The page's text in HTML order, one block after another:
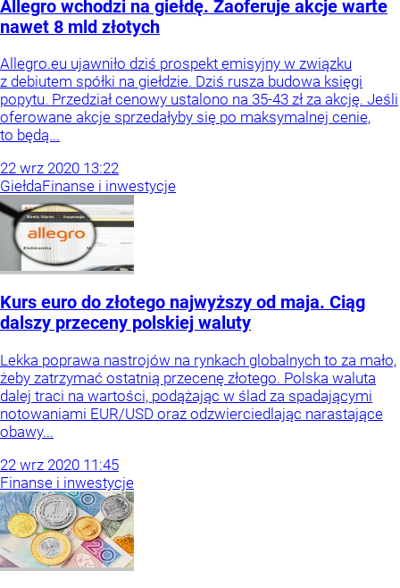
Allegro wchodzi na giełdę. Zaoferuje akcje warte
nawet 8 mld złotych
Allegro.eu ujawniło dziś prospekt emisyjny w związku
z debiutem spółki na giełdzie. Dziś rusza budowa księgi
popytu. Przedział cenowy ustalono na 35-43 zł za akcję. Jeśli
oferowane akcje sprzedałyby się po maksymalnej cenie,
to będą...
22 wrz 2020 13:22
GiełdaFinanse i inwestycje
Kurs euro do złotego najwyższy od maja. Ciąg
dalszy przeceny polskiej waluty
Lekka poprawa nastrojów na rynkach globalnych to za mało,
żeby zatrzymać ostatnią przecenę złotego. Polska waluta
dalej traci na wartości, podążając w ślad za spadającymi
notowaniami EUR/USD oraz odzwierciedlając narastające
obawy...
22 wrz 2020 11:45
Finanse i inwestycje